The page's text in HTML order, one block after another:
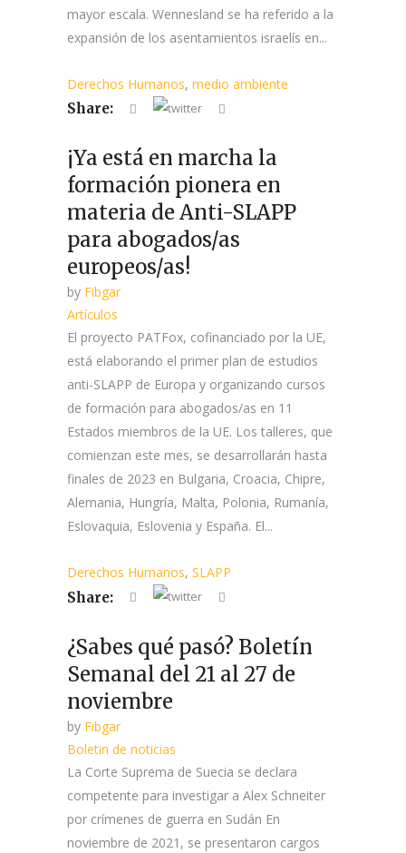
mayor escala. Wennesland se ha referido a la
expansión de los asentamientos israelís en...
Derechos Humanos, medio ambiente
Share:
¡Ya está en marcha la
formación pionera en
materia de Anti-SLAPP
para abogados/as
europeos/as!
by Fibgar
Artículos
El proyecto PATFox, cofinanciado por la UE,
está elaborando el primer plan de estudios
anti-SLAPP de Europa y organizando cursos
de formación para abogados/as en 11
Estados miembros de la UE. Los talleres, que
comienzan este mes, se desarrollarán hasta
finales de 2023 en Bulgaria, Croacia, Chipre,
Alemania, Hungría, Malta, Polonia, Rumanía,
Eslovaquia, Eslovenia y España. El...
Derechos Humanos, SLAPP
Share:
¿Sabes qué pasó? Boletín
Semanal del 21 al 27 de
noviembre
by Fibgar
Boletin de noticias
La Corte Suprema de Suecia se declara
competente para investigar a Alex Schneiter
por crímenes de guerra en Sudán En
noviembre de 2021, se presentaron cargos